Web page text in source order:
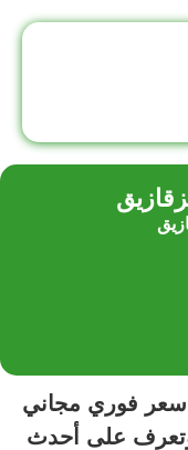
فوري مجاني
على أحدث